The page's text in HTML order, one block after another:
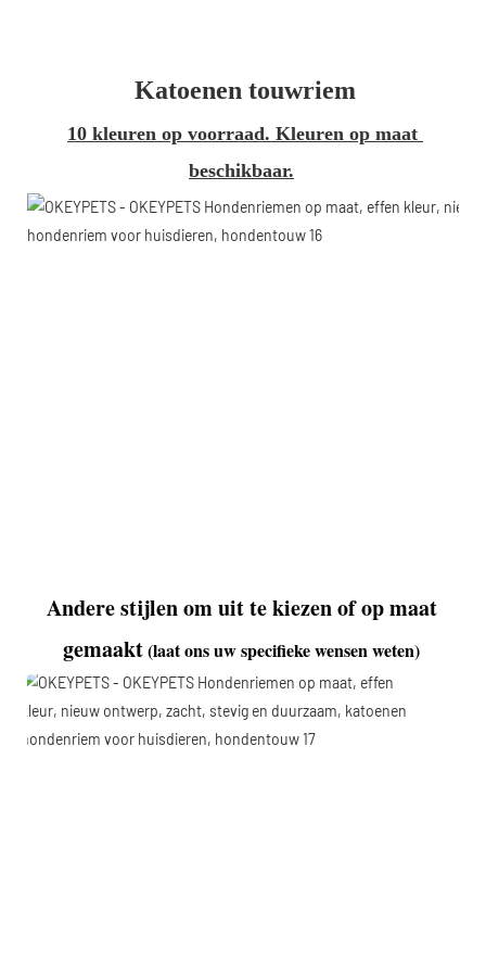
Katoenen touwriem
10 kleuren op voorraad. Kleuren op maat
beschikbaar.
Andere stijlen om uit te kiezen of op maat
gemaakt(laat ons uw specifieke wensen weten)